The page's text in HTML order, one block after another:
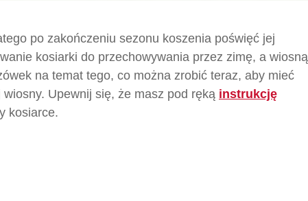
po zakończeniu sezonu koszenia poświęć jej
kosiarki do przechowywania przez zimę, a wiosną
na temat tego, co można zrobić teraz, aby mieć
Upewnij się, że masz pod ręką instrukcję
kosiarce.